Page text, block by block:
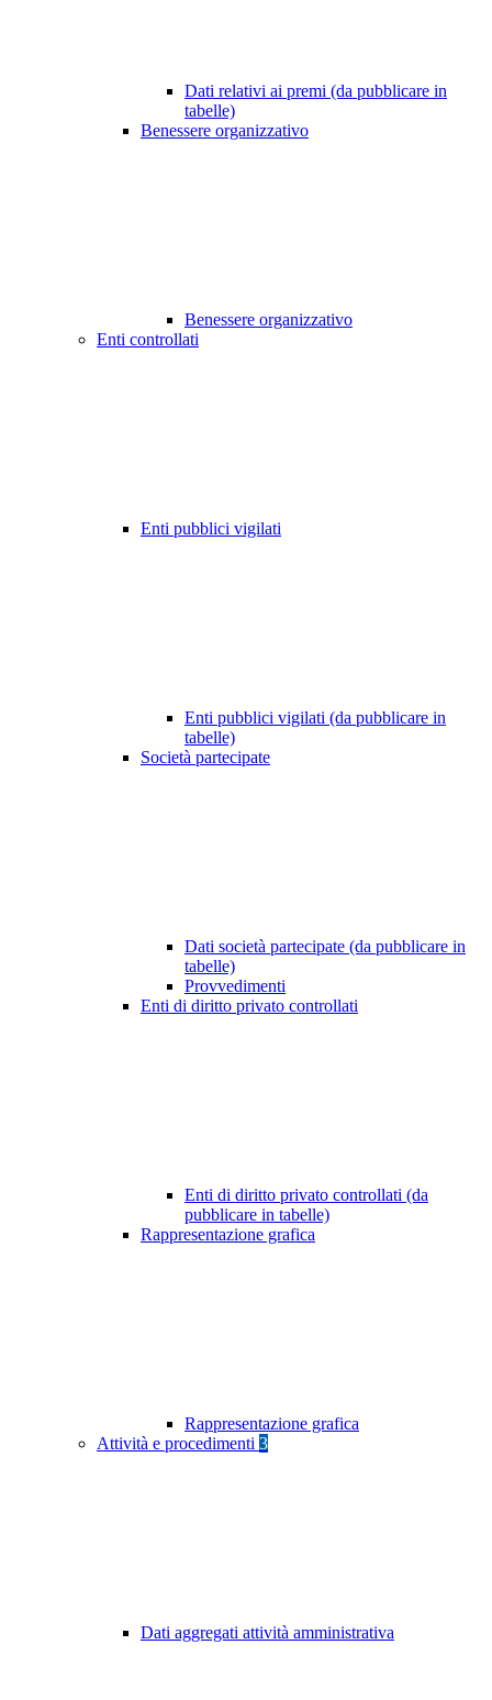
Dati relativi ai premi (da pubblicare in
tabelle)
Benessere organizzativo
Benessere organizzativo
Enti controllati
Enti pubblici vigilati
Enti pubblici vigilati (da pubblicare in
tabelle)
Società partecipate
Dati società partecipate (da pubblicare in
tabelle)
Provvedimenti
Enti di diritto privato controllati
Enti di diritto privato controllati (da
pubblicare in tabelle)
Rappresentazione grafica
Rappresentazione grafica
Attività e procedimenti 3
Dati aggregati attività amministrativa